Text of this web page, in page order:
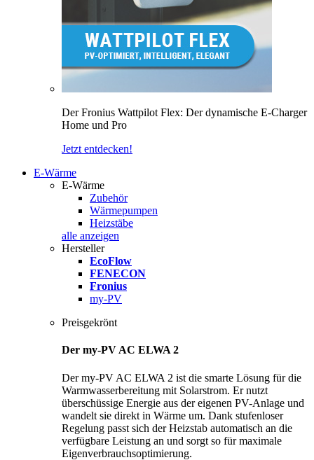
Der Fronius Wattpilot Flex: Der dynamische E-Charger
Home und Pro
Jetzt entdecken!
E-Wärme
E-Wärme
Zubehör
Wärmepumpen
Heizstäbe
alle anzeigen
Hersteller
EcoFlow
FENECON
Fronius
my-PV
Preisgekrönt
Der my-PV AC ELWA 2
Der my-PV AC ELWA 2 ist die smarte Lösung für die
Warmwasserbereitung mit Solarstrom. Er nutzt
überschüssige Energie aus der eigenen PV-Anlage und
wandelt sie direkt in Wärme um. Dank stufenloser
Regelung passt sich der Heizstab automatisch an die
verfügbare Leistung an und sorgt so für maximale
Eigenverbrauchsoptimierung.